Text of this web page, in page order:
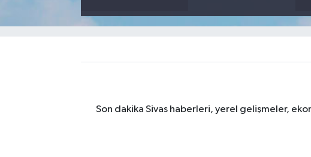
Son dakika Sivas haberleri, yerel gelişmeler,